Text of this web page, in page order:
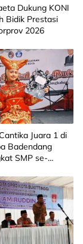
Dukung KONI
Bidik Prestasi
2026
Juara 1 di
Badendang
SMP se-